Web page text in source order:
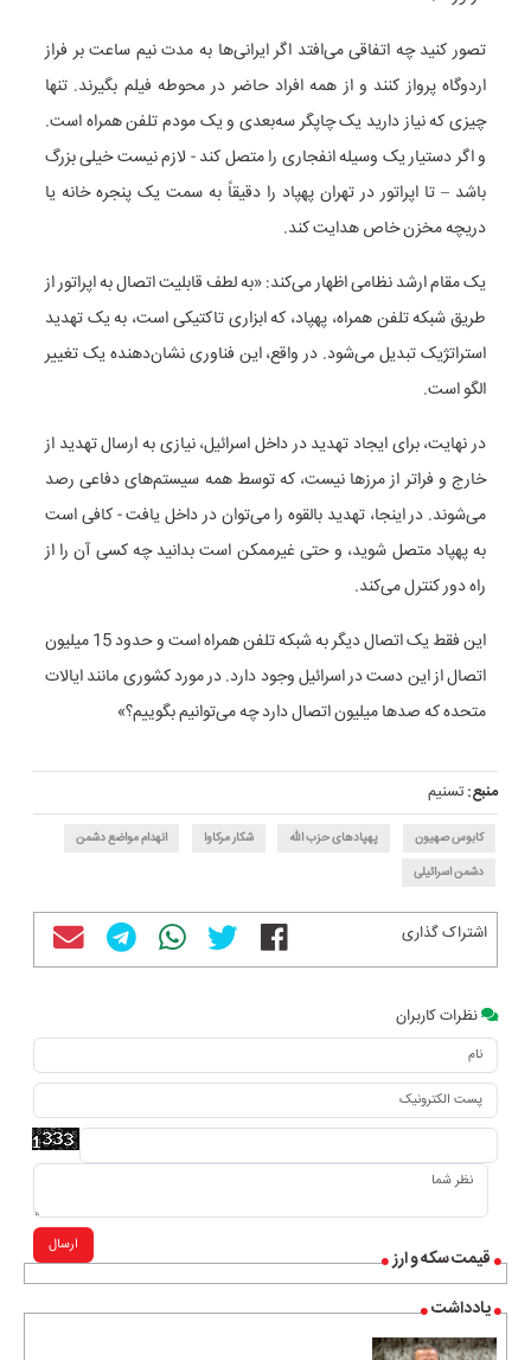
قیمت سکه و ارز
یادداشت
تصور کنید چه اتفاقی می‌افتد اگر ایرانی‌ها به مدت نیم ساعت بر فراز
اردوگاه پرواز کنند و از همه افراد حاضر در محوطه فیلم بگیرند. تنها
چیزی که نیاز دارید یک چاپگر سه‌بعدی و یک مودم تلفن همراه است.
و اگر دستیار یک وسیله انفجاری را متصل کند - لازم نیست خیلی بزرگ
باشد – تا اپراتور در تهران پهپاد را دقیقاً به سمت یک پنجره خانه یا
دریچه مخزن خاص هدایت کند.
یک مقام ارشد نظامی اظهار می‌کند: «به لطف قابلیت اتصال به اپراتور از
طریق شبکه تلفن همراه، پهپاد، که ابزاری تاکتیکی است، به یک تهدید
استراتژیک تبدیل می‌شود. در واقع، این فناوری نشان‌دهنده یک تغییر
الگو است.
در نهایت، برای ایجاد تهدید در داخل اسرائیل، نیازی به ارسال تهدید از
خارج و فراتر از مرزها نیست، که توسط همه سیستم‌های دفاعی رصد
می‌شوند. در اینجا، تهدید بالقوه را می‌توان در داخل یافت - کافی است
به پهپاد متصل شوید، و حتی غیرممکن است بدانید چه کسی آن را از
راه دور کنترل می‌کند.
این فقط یک اتصال دیگر به شبکه تلفن همراه است و حدود 15 میلیون
اتصال از این دست در اسرائیل وجود دارد. در مورد کشوری مانند ایالات
متحده که صدها میلیون اتصال دارد چه می‌توانیم بگوییم؟»
منبع:تسنیم
کابوس صهیون پهپادهای حزب الله شکار مرکاوا
انهدام مواضع دشمن
دشمن اسرائیلی
اشتراک گذاری
نظرات کاربران
ارسال